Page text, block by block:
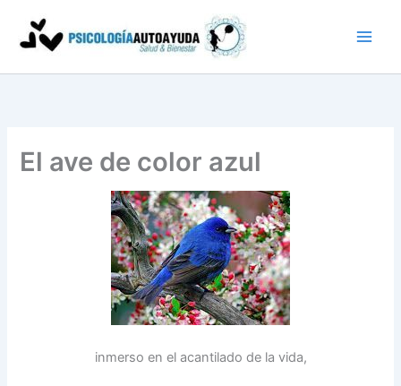
contenido
El ave de color azul
inmerso en el acantilado de la vida,